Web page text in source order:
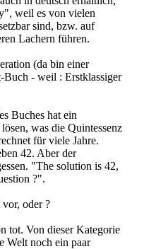
weil es von vielen
sind, bzw. auf
Lachern führen.
(da bin einer
- weil : Erstklassiger
Buches hat ein
was die Quintessenz
für viele Jahre.
42. Aber der
"The solution is 42,
?".
oder ?
tot. Von dieser Kategorie
Welt noch ein paar